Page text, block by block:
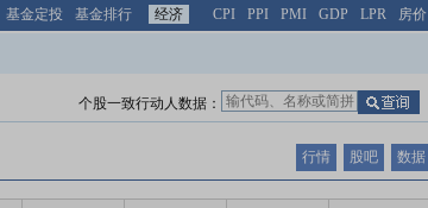
基金定投 基金排行 经济 CPI PPI PMI GDP LPR 房价
个股一致行动人数据：
行情 股吧 数据